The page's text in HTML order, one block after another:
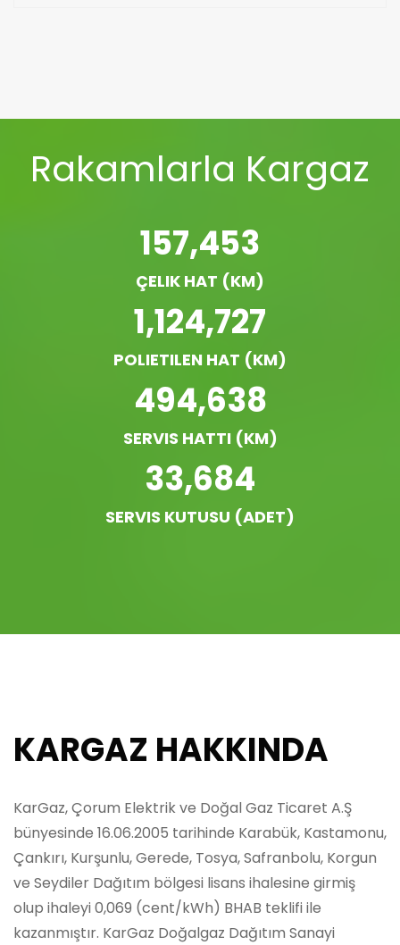
Rakamlarla Kargaz
157,453
ÇELIK HAT (KM)
1,124,727
POLIETILEN HAT (KM)
494,638
SERVIS HATTI (KM)
33,684
SERVIS KUTUSU (ADET)
KARGAZ HAKKINDA
KarGaz, Çorum Elektrik ve Doğal Gaz Ticaret A.Ş
bünyesinde 16.06.2005 tarihinde Karabük, Kastamonu,
Çankırı, Kurşunlu, Gerede, Tosya, Safranbolu, Korgun
ve Seydiler Dağıtım bölgesi lisans ihalesine girmiş
olup ihaleyi 0,069 (cent/kWh) BHAB teklifi ile
kazanmıştır. KarGaz Doğalgaz Dağıtım Sanayi